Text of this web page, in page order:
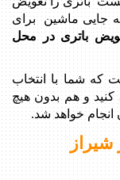
جایی ماشین برای
باتری در محل
که شما با انتخاب
و هم بدون هیچ
انجام خواهد شد.